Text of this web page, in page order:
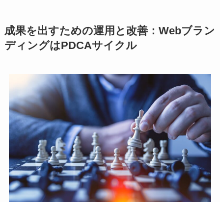
成果を出すための運用と改善：Webブラン
ディングはPDCAサイクル